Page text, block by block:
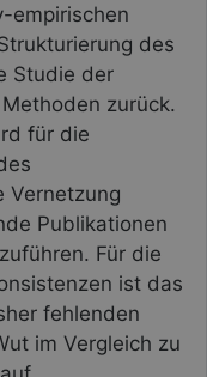
empirischen
des
Studie der
zurück.
für die
Vernetzung
Publikationen
Für die
ist das
fehlenden
im Vergleich zu